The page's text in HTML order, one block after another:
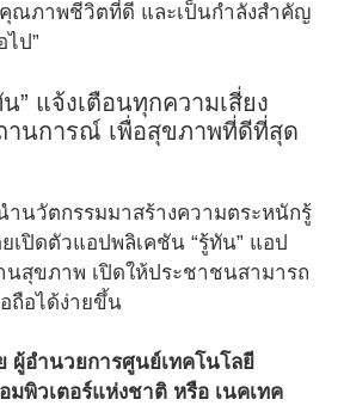
ณภาพชีวิตที่ดี และเป็นกำลังสำคัญ
ป”
” แจ้งเตือนทุกความเสี่ยง
านการณ์ เพื่อสุขภาพที่ดีที่สุด
ำนวัตกรรมมาสร้างความตระหนักรู้
เปิดตัวแอปพลิเคชัน “รู้ทัน” แอป
นสุขภาพ เปิดให้ประชาชนสามารถ
ถือได้ง่ายขึ้น
อำนวยการศูนย์เทคโนโลยี
มพิวเตอร์แห่งชาติ หรือ เนคเทค